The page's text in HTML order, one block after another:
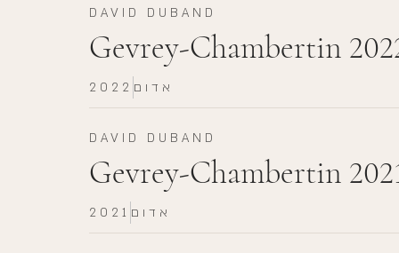
DAVID DUBAND
Gevrey-Chambertin
2022 אדום
DAVID DUBAND
Gevrey-Chambertin
2021 אדום